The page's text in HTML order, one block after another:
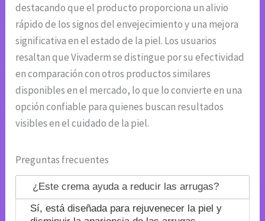
destacando que el producto proporciona un alivio
rápido de los signos del envejecimiento y una mejora
significativa en el estado de la piel. Los usuarios
resaltan que Vivaderm se distingue por su efectividad
en comparación con otros productos similares
disponibles en el mercado, lo que lo convierte en una
opción confiable para quienes buscan resultados
visibles en el cuidado de la piel.
Preguntas frecuentes
¿Este crema ayuda a reducir las arrugas?
Sí, está diseñada para rejuvenecer la piel y